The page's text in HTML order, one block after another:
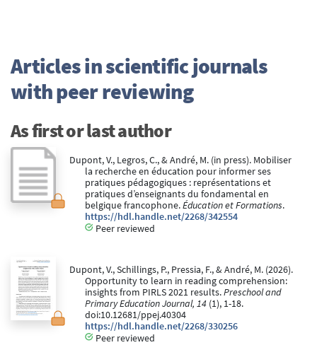
Articles in scientific journals
with peer reviewing
As first or last author
Dupont, V., Legros, C., & André, M. (in press). Mobiliser
la recherche en éducation pour informer ses
pratiques pédagogiques : représentations et
pratiques d’enseignants du fondamental en
belgique francophone.Éducation et Formations.
https://hdl.handle.net/2268/342554
Peer reviewed
Dupont, V., Schillings, P., Pressia, F., & André, M. (2026).
Opportunity to learn in reading comprehension:
insights from PIRLS 2021 results.Preschool and
Primary Education Journal, 14 (1), 1-18.
doi:10.12681/ppej.40304
https://hdl.handle.net/2268/330256
Peer reviewed